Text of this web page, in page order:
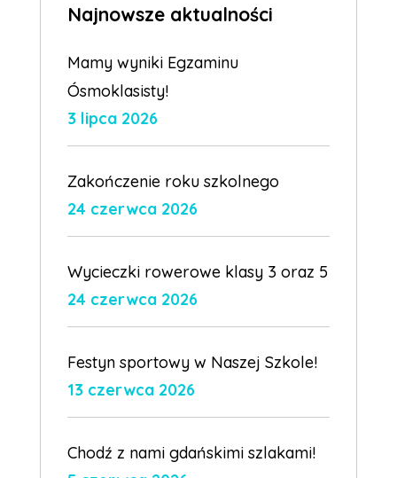
Najnowsze aktualności
Mamy wyniki Egzaminu
Ósmoklasisty!
3 lipca 2026
Zakończenie roku szkolnego
24 czerwca 2026
Wycieczki rowerowe klasy 3 oraz 5
24 czerwca 2026
Festyn sportowy w Naszej Szkole!
13 czerwca 2026
Chodź z nami gdańskimi szlakami!